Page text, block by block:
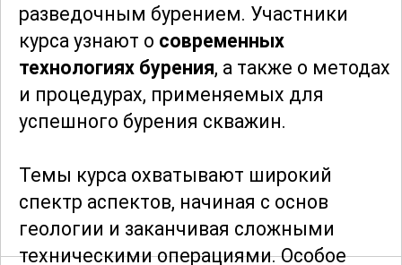
разведочным бурением. Участники
курса узнают о современных
технологиях бурения, а также о методах
и процедурах, применяемых для
успешного бурения скважин.
Темы курса охватывают широкий
спектр аспектов, начиная с основ
геологии и заканчивая сложными
техническими операциями. Особое